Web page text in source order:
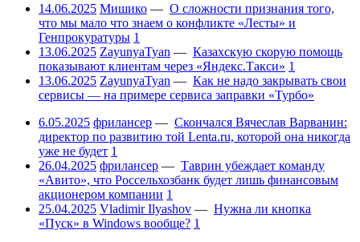
14.06.2025 Мишико — О сложности признания того,
что мы мало что знаем о конфликте «Лесты» и
Генпрокуратуры 1
13.06.2025 ZayunyaTyan — Казахскую скорую помощь
показывают клиентам через «Яндекс.Такси» 1
13.06.2025 ZayunyaTyan — Как не надо закрывать свои
сервисы — на примере сервиса заправки «Турбо»
6.05.2025 фрилансер — Скончался Вячеслав Варванин:
директор по развитию той Lenta.ru, которой она никогда
уже не будет 1
26.04.2025 фрилансер — Таврин убеждает команду
«Авито», что Россельхозбанк будет лишь финансовым
акционером компании 1
25.04.2025 Vladimir Ilyashov — Нужна ли кнопка
«Пуск» в Windows вообще? 1